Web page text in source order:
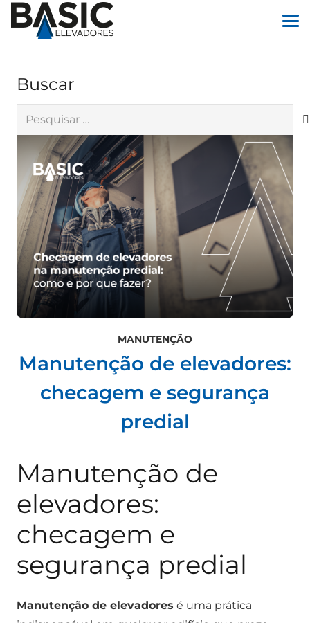
Buscar
Pesquisar
por:
MANUTENÇÃO
Manutenção de elevadores:
checagem e segurança
predial
Manutenção de
elevadores:
checagem e
segurança predial
Manutenção de elevadores é uma prática